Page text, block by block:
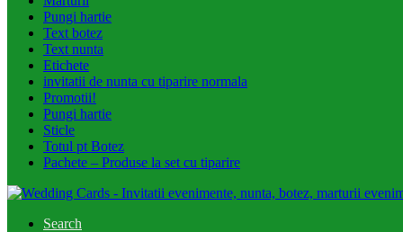
Pungi hartie
Text botez
Text nunta
Etichete
invitatii de nunta cu tiparire normala
Promotii!
Pungi hartie
Sticle
Totul pt Botez
Pachete – Produse la set cu tiparire
Search